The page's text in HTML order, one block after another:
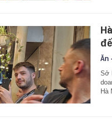
Ăn
Sở
Hà